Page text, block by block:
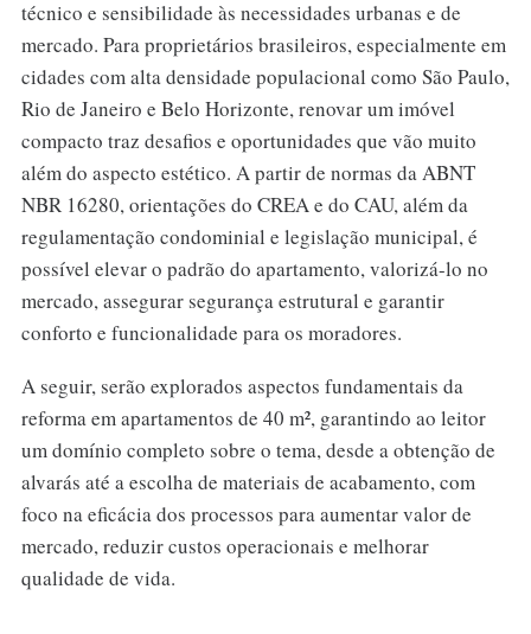
técnico e sensibilidade às necessidades urbanas e de
mercado. Para proprietários brasileiros, especialmente em
cidades com alta densidade populacional como São Paulo,
Rio de Janeiro e Belo Horizonte, renovar um imóvel
compacto traz desafios e oportunidades que vão muito
além do aspecto estético. A partir de normas da ABNT
NBR 16280, orientações do CREA e do CAU, além da
regulamentação condominial e legislação municipal, é
possível elevar o padrão do apartamento, valorizá-lo no
mercado, assegurar segurança estrutural e garantir
conforto e funcionalidade para os moradores.
A seguir, serão explorados aspectos fundamentais da
reforma em apartamentos de 40 m², garantindo ao leitor
um domínio completo sobre o tema, desde a obtenção de
alvarás até a escolha de materiais de acabamento, com
foco na eficácia dos processos para aumentar valor de
mercado, reduzir custos operacionais e melhorar
qualidade de vida.